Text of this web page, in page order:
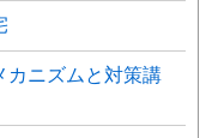
カニズムと対策講